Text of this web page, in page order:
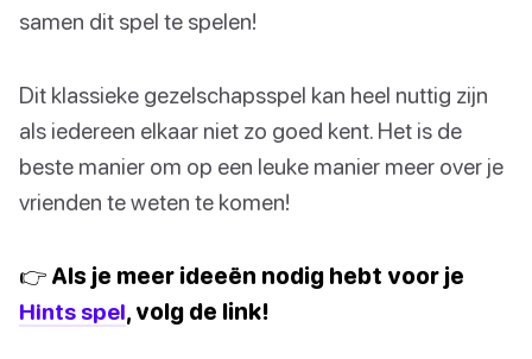
samen dit spel te spelen!
Dit klassieke gezelschapsspel kan heel nuttig zijn
als iedereen elkaar niet zo goed kent. Het is de
beste manier om op een leuke manier meer over je
vrienden te weten te komen!
👉 Als je meer ideeën nodig hebt voor je
Hints spel, volg de link!